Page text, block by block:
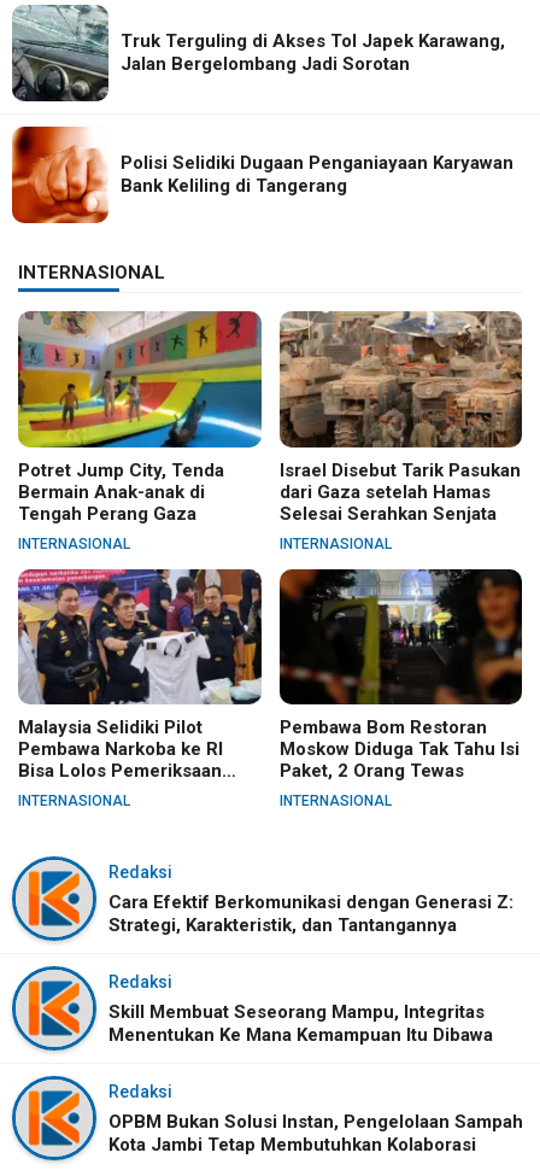
Truk Terguling di Akses Tol Japek Karawang,
Jalan Bergelombang Jadi Sorotan
Polisi Selidiki Dugaan Penganiayaan Karyawan
Bank Keliling di Tangerang
INTERNASIONAL
Potret Jump City, Tenda
Bermain Anak-anak di
Tengah Perang Gaza
INTERNASIONAL
Israel Disebut Tarik Pasukan
dari Gaza setelah Hamas
Selesai Serahkan Senjata
INTERNASIONAL
Malaysia Selidiki Pilot
Pembawa Narkoba ke RI
Bisa Lolos Pemeriksaan
KLIA
INTERNASIONAL
Pembawa Bom Restoran
Moskow Diduga Tak Tahu Isi
Paket, 2 Orang Tewas
INTERNASIONAL
Redaksi
Cara Efektif Berkomunikasi dengan Generasi Z:
Strategi, Karakteristik, dan Tantangannya
Redaksi
Skill Membuat Seseorang Mampu, Integritas
Menentukan Ke Mana Kemampuan Itu Dibawa
Redaksi
OPBM Bukan Solusi Instan, Pengelolaan Sampah
Kota Jambi Tetap Membutuhkan Kolaborasi